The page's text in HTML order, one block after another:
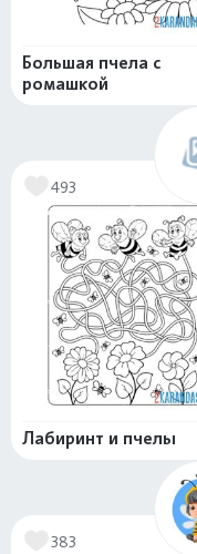
Большая пчела с
ромашкой
493
Лабиринт и пчелы
383